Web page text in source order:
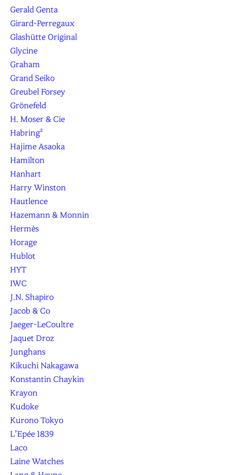
Gerald Genta
Girard-Perregaux
Glashütte Original
Glycine
Graham
Grand Seiko
Greubel Forsey
Grönefeld
H. Moser & Cie
Habring²
Hajime Asaoka
Hamilton
Hanhart
Harry Winston
Hautlence
Hazemann & Monnin
Hermès
Horage
Hublot
HYT
IWC
J.N. Shapiro
Jacob & Co
Jaeger-LeCoultre
Jaquet Droz
Junghans
Kikuchi Nakagawa
Konstantin Chaykin
Krayon
Kudoke
Kurono Tokyo
L’Epée 1839
Laco
Laine Watches